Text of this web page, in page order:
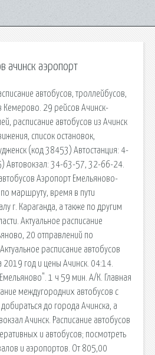
ачинск аэропорт
автобусов, троллейбусов,
Кемерово. 29 рейсов Ачинск-
расписание автобусов из Ачинск
список остановок,
(код 38453) Автостанция: 4-
Автовокзал: 34-63-57, 32-66-24.
Аэропорт Емельяново-
маршруту, время в пути
г. Караганда, а также по другим
Актуальное расписание
20 отправлений по
расписание автобусов
год и цены Ачинск. 04:14.
1 ч 59 мин. А/К. Главная
междугородних автобусов с
до города Ачинска, а
Ачинск. Расписание автобусов
и автобусов; посмотреть
и аэропортов. От 805,00